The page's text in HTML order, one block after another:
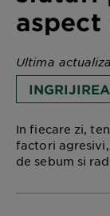
aspect
Ultima
In fiecare zi,
factori
de sebum si